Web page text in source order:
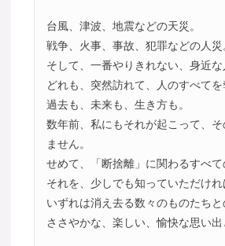
台風、津波、地震などの天災。
戦争、火事、事故、犯罪などの人災
そして、一番やりきれない、身近な
どれも、突然訪れて、人のすべてを
過去も、未来も、生き方も。
数年前、私にもそれが起こって、そ
ません。
せめて、「断捨離」に関わるすべて
それを、少しでも知っていただけれ
いずれは消え去る数々のものたちと
ささやかな、楽しい、愉快な思い出